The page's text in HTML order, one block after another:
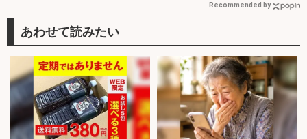
Recommended by